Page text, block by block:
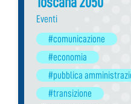
Eventi
#comunicazione
#economia
#pubblica
#transizione